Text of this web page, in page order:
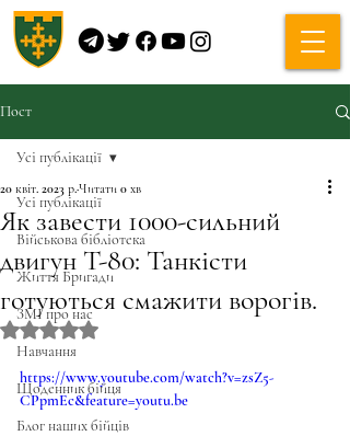
Пост
Усі публікації
Військова бібліотека
Життя Бригади
ЗМІ про нас
Навчання
Щоденник бійця
Блог наших бійців
Усі публікації
Як завести 1000-сильний
двигун Т-80: Танкісти
готуються смажити ворогів.
20 квіт. 2023 р.Читати 0 хв
Оцінка: NaN з 5 зірок.
https://www.youtube.com/watch?v=zsZ5-
CPpmEc&feature=youtu.be